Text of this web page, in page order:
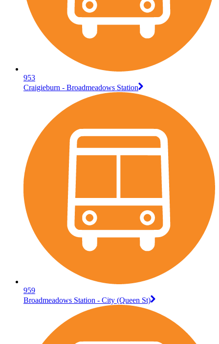
953
Craigieburn - Broadmeadows Station
959
Broadmeadows Station - City (Queen St)